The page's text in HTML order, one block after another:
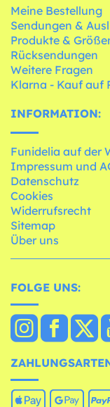
Meine Bestellung
Sendungen &
Produkte &
Rücksendungen
Weitere Fragen
Klarna - Kauf auf
INFORMATION:
Funidelia auf der
Impressum und
Datenschutz
Cookies
Widerrufsrecht
Sitemap
Über uns
FOLGE UNS: